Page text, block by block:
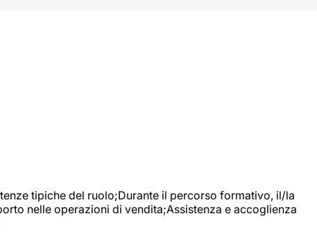
tipiche del ruolo;Durante il percorso formativo, il/la
nelle operazioni di vendita;Assistenza e accoglienza